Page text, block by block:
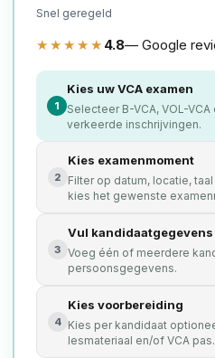
Snel geregeld
★★★★★ 4.8— Google
1
Kies uw VCA examen
Selecteer B-VCA, VOL-
verkeerde inschrijvingen.
2
Kies examenmoment
Filter op datum, locatie,
kies het gewenste
3
Vul kandidaatgegevens
Voeg één of meerdere
persoonsgegevens.
4
Kies voorbereiding
Kies per kandidaat
lesmateriaal en/of VCA pas.